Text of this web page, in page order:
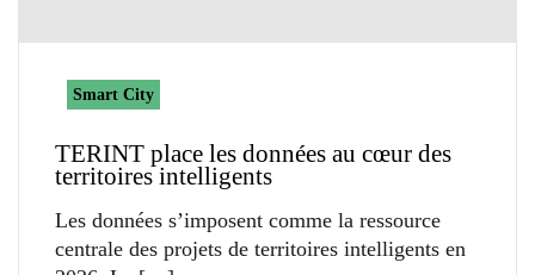
Smart City
TERINT place les données au cœur des
territoires intelligents
Les données s’imposent comme la ressource
centrale des projets de territoires intelligents en